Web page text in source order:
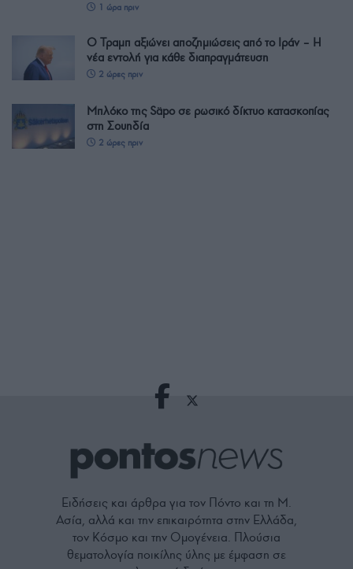
1 ώρα πριν
Ο Τραμπ αξιώνει αποζημιώσεις από το Ιράν – Η
νέα εντολή για κάθε διαπραγμάτευση
2 ώρες πριν
Μπλόκο της Säpo σε ρωσικό δίκτυο κατασκοπίας
στη Σουηδία
2 ώρες πριν
Ειδήσεις και άρθρα για τον Πόντο και τη Μ.
Ασία, αλλά και την επικαιρότητα στην Ελλάδα,
τον Κόσμο και την Ομογένεια. Πλούσια
θεματολογία ποικίλης ύλης με έμφαση σε